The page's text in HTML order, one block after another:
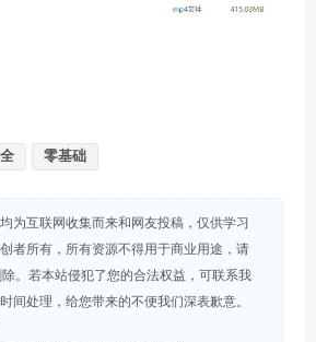
零基础
为互联网收集而来和网友投稿，仅供学习
者所有，所有资源不得用于商业用途，请
。若本站侵犯了您的合法权益，可联系我
间处理，给您带来的不便我们深表歉意。